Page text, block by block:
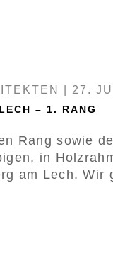
27.
– 1. RANG
Rang sowie
in
am Lech. Wir